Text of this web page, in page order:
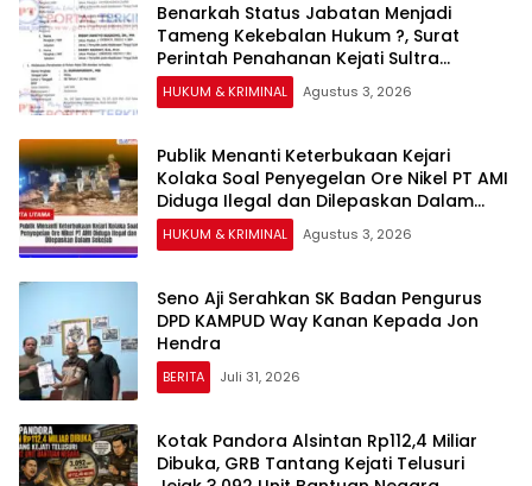
Benarkah Status Jabatan Menjadi
Tameng Kekebalan Hukum ?, Surat
Perintah Penahanan Kejati Sultra
Terhadap Bupati Bombana Selama 20
Hari Dipertanyakan
HUKUM & KRIMINAL Agustus 3, 2026
Publik Menanti Keterbukaan Kejari
Kolaka Soal Penyegelan Ore Nikel PT AMI
Diduga Ilegal dan Dilepaskan Dalam
Sekejab
HUKUM & KRIMINAL Agustus 3, 2026
Seno Aji Serahkan SK Badan Pengurus
DPD KAMPUD Way Kanan Kepada Jon
Hendra
BERITA Juli 31, 2026
Kotak Pandora Alsintan Rp112,4 Miliar
Dibuka, GRB Tantang Kejati Telusuri